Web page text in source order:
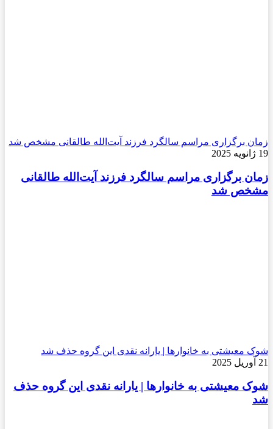
زمان برگزاری مراسم سالگرد فرزند آیت‌الله طالقانی مشخص شد
19 ژانویه 2025
زمان برگزاری مراسم سالگرد فرزند آیت‌الله طالقانی
مشخص شد
شوک معیشتی به خانوارها | یارانه نقدی این گروه حذف شد
21 آوریل 2025
شوک معیشتی به خانوارها | یارانه نقدی این گروه حذف
شد